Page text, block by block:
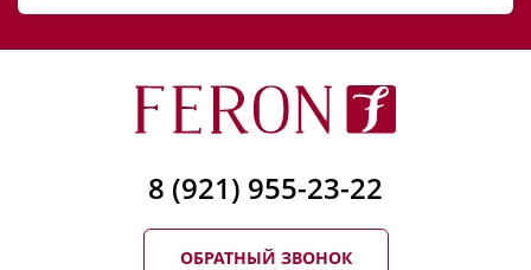
8 (921) 955-23-22
ОБРАТНЫЙ ЗВОНОК